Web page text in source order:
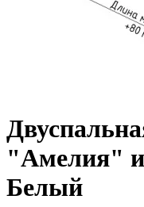
"Амелия"
Белый